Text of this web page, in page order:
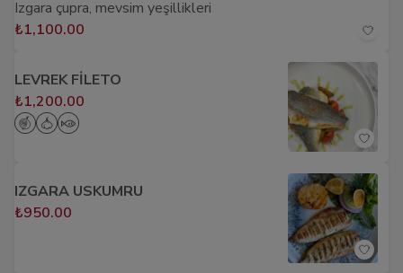
Izgara çupra, mevsim yeşillikleri
₺1,100.00
LEVREK FİLETO
₺1,200.00
IZGARA USKUMRU
₺950.00